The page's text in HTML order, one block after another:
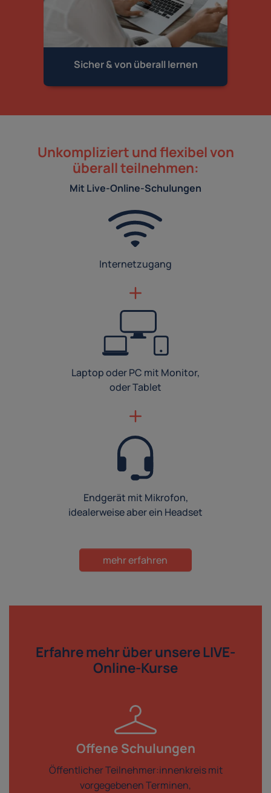
Sicher & von überall lernen
Unkompliziert und flexibel von
überall teilnehmen:
Mit Live-Online-Schulungen
Internetzugang
Laptop oder PC mit Monitor,
oder Tablet
Endgerät mit Mikrofon,
idealerweise aber ein Headset
mehr erfahren
Erfahre mehr überunsere LIVE-
Online-Kurse
Offene Schulungen
Öffentlicher Teilnehmer:innenkreis mit
vorgegebenen Terminen,